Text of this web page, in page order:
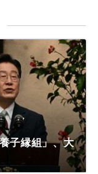
子縁組」、大